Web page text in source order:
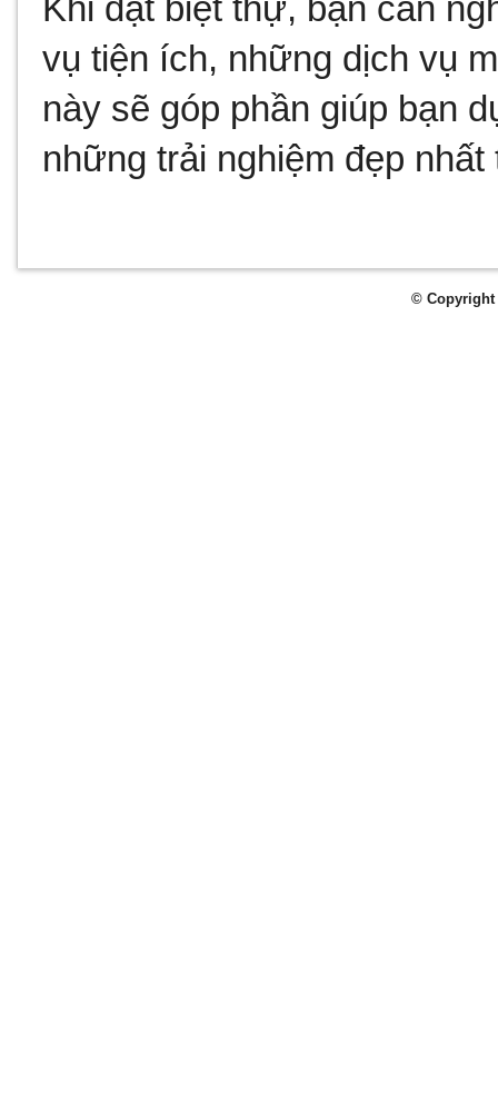
vụ tiện ích, những dịch vụ
này sẽ góp phần giúp bạn
những trải nghiệm đẹp nhất
© Copyright